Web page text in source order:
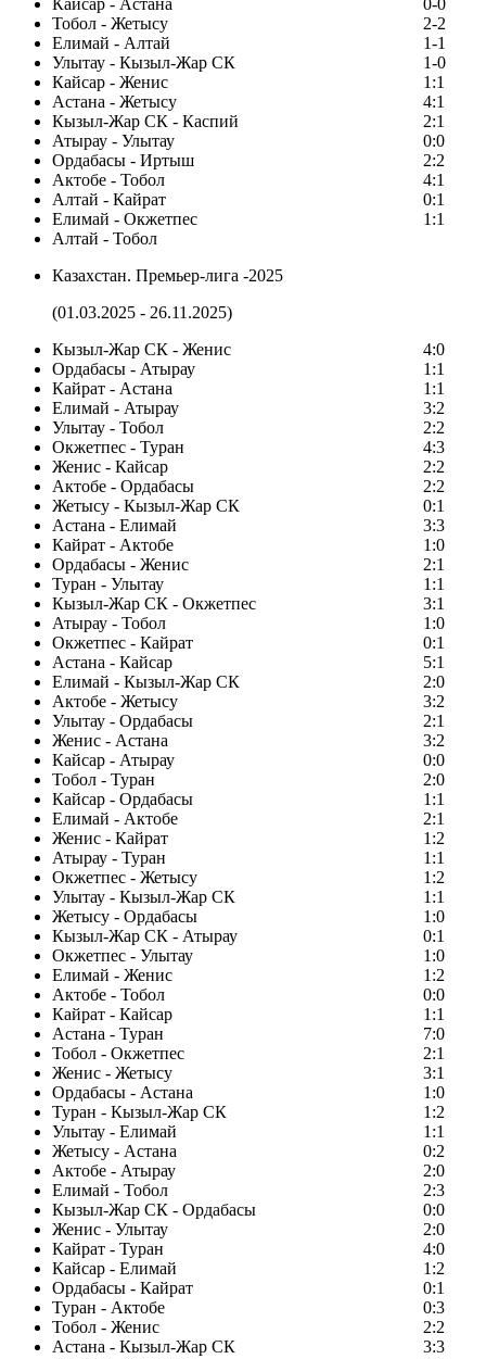
Кайсар - Астана
0-0
Тобол - Жетысу
2-2
Елимай - Алтай
1-1
Улытау - Кызыл-Жар СК
1-0
Кайсар - Женис
1:1
Астана - Жетысу
4:1
Кызыл-Жар СК - Каспий
2:1
Атырау - Улытау
0:0
Ордабасы - Иртыш
2:2
Актобе - Тобол
4:1
Алтай - Кайрат
0:1
Елимай - Окжетпес
1:1
Алтай - Тобол
Казахстан. Премьер-лига -2025
(01.03.2025 - 26.11.2025)
Кызыл-Жар СК - Женис
4:0
Ордабасы - Атырау
1:1
Кайрат - Астана
1:1
Елимай - Атырау
3:2
Улытау - Тобол
2:2
Окжетпес - Туран
4:3
Женис - Кайсар
2:2
Актобе - Ордабасы
2:2
Жетысу - Кызыл-Жар СК
0:1
Астана - Елимай
3:3
Кайрат - Актобе
1:0
Ордабасы - Женис
2:1
Туран - Улытау
1:1
Кызыл-Жар СК - Окжетпес
3:1
Атырау - Тобол
1:0
Окжетпес - Кайрат
0:1
Астана - Кайсар
5:1
Елимай - Кызыл-Жар СК
2:0
Актобе - Жетысу
3:2
Улытау - Ордабасы
2:1
Женис - Астана
3:2
Кайсар - Атырау
0:0
Тобол - Туран
2:0
Кайсар - Ордабасы
1:1
Елимай - Актобе
2:1
Женис - Кайрат
1:2
Атырау - Туран
1:1
Окжетпес - Жетысу
1:2
Улытау - Кызыл-Жар СК
1:1
Жетысу - Ордабасы
1:0
Кызыл-Жар СК - Атырау
0:1
Окжетпес - Улытау
1:0
Елимай - Женис
1:2
Актобе - Тобол
0:0
Кайрат - Кайсар
1:1
Астана - Туран
7:0
Тобол - Окжетпес
2:1
Женис - Жетысу
3:1
Ордабасы - Астана
1:0
Туран - Кызыл-Жар СК
1:2
Улытау - Елимай
1:1
Жетысу - Астана
0:2
Актобе - Атырау
2:0
Елимай - Тобол
2:3
Кызыл-Жар СК - Ордабасы
0:0
Женис - Улытау
2:0
Кайрат - Туран
4:0
Кайсар - Елимай
1:2
Ордабасы - Кайрат
0:1
Туран - Актобе
0:3
Тобол - Женис
2:2
Астана - Кызыл-Жар СК
3:3